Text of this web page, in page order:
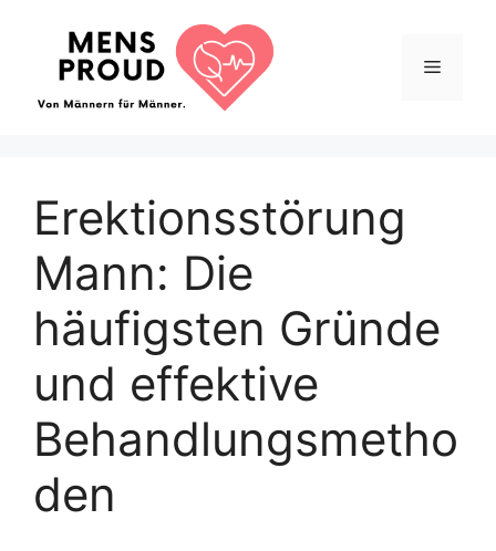
springen
Menü
Erektionsstörung
Mann: Die
häufigsten Gründe
und effektive
Behandlungsmetho
den